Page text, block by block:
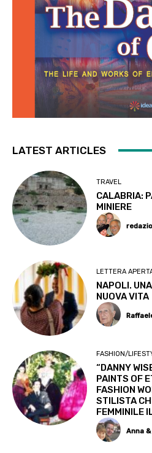
LATEST ARTICLES
TRAVEL
CALABRIA:
MINIERE
LETTERA
NAPOLI.
NUOVA VITA
FASHION/
“DANNY
PAINTS OF
FASHION
STILISTA
FEMMINILE
Anna